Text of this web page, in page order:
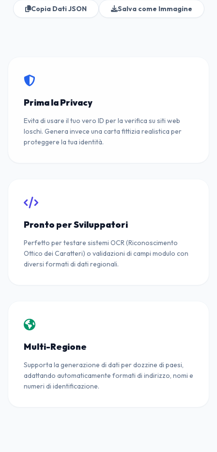
Copia Dati JSON Salva come Immagine
Prima la Privacy
Evita di usare il tuo vero ID per la verifica su siti web
loschi. Genera invece una carta fittizia realistica per
proteggere la tua identità.
Pronto per Sviluppatori
Perfetto per testare sistemi OCR (Riconoscimento
Ottico dei Caratteri) o validazioni di campi modulo con
diversi formati di dati regionali.
Multi-Regione
Supporta la generazione di dati per dozzine di paesi,
adattando automaticamente formati di indirizzo, nomi e
numeri di identificazione.